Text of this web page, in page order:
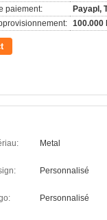
paiement:
Payapl,
100.000
Metal
Personnalisé
Personnalisé